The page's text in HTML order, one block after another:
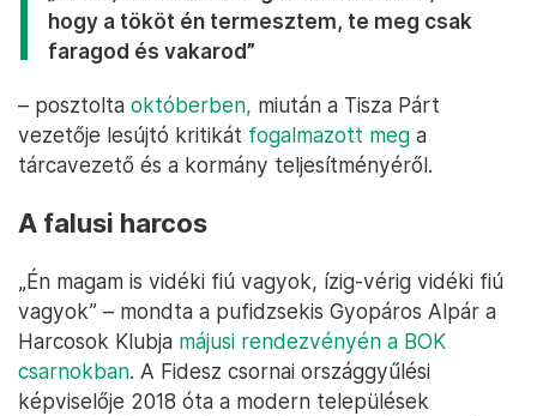
hogy a tököt én termesztem, te meg csak
faragod és vakarod”
– posztolta októberben, miután a Tisza Párt
vezetője lesújtó kritikát fogalmazott meg a
tárcavezető és a kormány teljesítményéről.
A falusi harcos
„Én magam is vidéki fiú vagyok, ízig-vérig vidéki fiú
vagyok” – mondta a pufidzsekis Gyopáros Alpár a
Harcosok Klubja májusi rendezvényén a BOK
csarnokban. A Fidesz csornai országgyűlési
képviselője 2018 óta a modern települések